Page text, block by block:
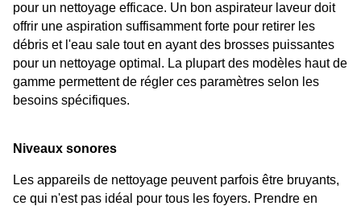
pour un nettoyage efficace. Un bon aspirateur laveur doit
offrir une aspiration suffisamment forte pour retirer les
débris et l'eau sale tout en ayant des brosses puissantes
pour un nettoyage optimal. La plupart des modèles haut de
gamme permettent de régler ces paramètres selon les
besoins spécifiques.
Niveaux sonores
Les appareils de nettoyage peuvent parfois être bruyants,
ce qui n'est pas idéal pour tous les foyers. Prendre en